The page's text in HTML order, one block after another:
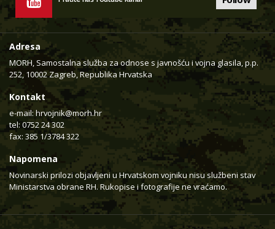
Adresa
MORH, Samostalna služba za odnose s javnošću i vojna glasila, p.p.
252, 10002 Zagreb, Republika Hrvatska
Kontakt
e-mail: hrvojnik@morh.hr
tel: 0752 24 302
fax: 385 1/3784 322
Napomena
Novinarski prilozi objavljeni u Hrvatskom vojniku nisu službeni stav
Ministarstva obrane RH. Rukopise i fotografije ne vraćamo.